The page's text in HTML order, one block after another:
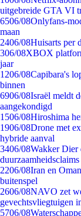
uitgebreide GTA VI
6506/08Onlyfans-
maan
2406/08Huisarts per
306/08XBOX
jaar
1206/08Capibara's
binnen
6906/08Israël meldt
aangekondigd
1506/08Hiroshima
1906/08Drone met
hybride aanval
3406/08Wakker Dier
duurzaamheidsclaims
2206/08Iran en
buitenspel
2606/08NAVO zet
gevechtsvliegtuigen
5706/08